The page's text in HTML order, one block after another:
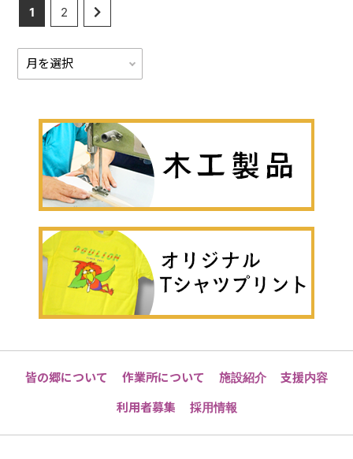
1 2
皆の郷について 作業所について 施設紹介
支援内容
利用者募集
採用情報